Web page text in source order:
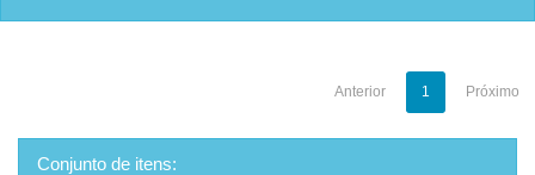
Anterior 1 Próximo
Conjunto de itens: